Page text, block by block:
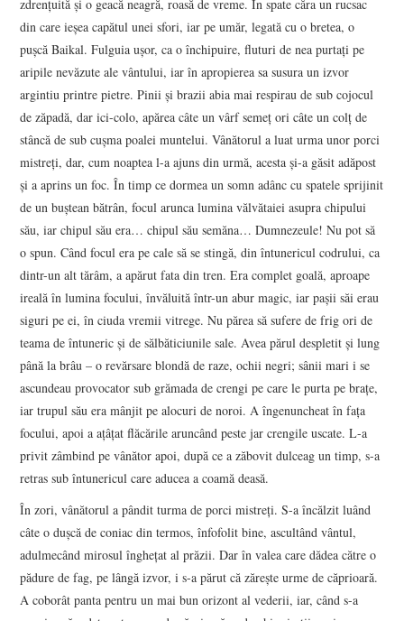
zdrențuită și o geacă neagră, roasă de vreme. În spate căra un rucsac
din care ieșea capătul unei sfori, iar pe umăr, legată cu o bretea, o
pușcă Baikal. Fulguia ușor, ca o închipuire, fluturi de nea purtați pe
aripile nevăzute ale vântului, iar în apropierea sa susura un izvor
argintiu printre pietre. Pinii și brazii abia mai respirau de sub cojocul
de zăpadă, dar ici-colo, apărea câte un vârf semeț ori câte un colț de
stâncă de sub cușma poalei muntelui. Vânătorul a luat urma unor porci
mistreți, dar, cum noaptea l-a ajuns din urmă, acesta și-a găsit adăpost
și a aprins un foc. În timp ce dormea un somn adânc cu spatele sprijinit
de un buștean bătrân, focul arunca lumina vălvătaiei asupra chipului
său, iar chipul său era… chipul său semăna… Dumnezeule! Nu pot să
o spun. Când focul era pe cale să se stingă, din întunericul codrului, ca
dintr-un alt tărâm, a apărut fata din tren. Era complet goală, aproape
ireală în lumina focului, învăluită într-un abur magic, iar pașii săi erau
siguri pe ei, în ciuda vremii vitrege. Nu părea să sufere de frig ori de
teama de întuneric și de sălbăticiunile sale. Avea părul despletit și lung
până la brâu – o revărsare blondă de raze, ochii negri; sânii mari i se
ascundeau provocator sub grămada de crengi pe care le purta pe brațe,
iar trupul său era mânjit pe alocuri de noroi. A îngenuncheat în fața
focului, apoi a ațâțat flăcările aruncând peste jar crengile uscate. L-a
privit zâmbind pe vânător apoi, după ce a zăbovit dulceag un timp, s-a
retras sub întunericul care aducea a coamă deasă.
În zori, vânătorul a pândit turma de porci mistreți. S-a încălzit luând
câte o dușcă de coniac din termos, înfofolit bine, ascultând vântul,
adulmecând mirosul înghețat al prăzii. Dar în valea care dădea către o
pădure de fag, pe lângă izvor, i s-a părut că zărește urme de căprioară.
A coborât panta pentru un mai bun orizont al vederii, iar, când s-a